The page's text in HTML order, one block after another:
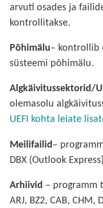
arvuti osades ja
kontrollitakse.
Põhimälu– kontrollib
süsteemi põhimälu.
Algkäivitussektorid/
olemasolu
UEFI kohta leiate
Meilifailid –
DBX (Outlook
Arhiivid – programm
ARJ, BZ2, CAB, CHM,